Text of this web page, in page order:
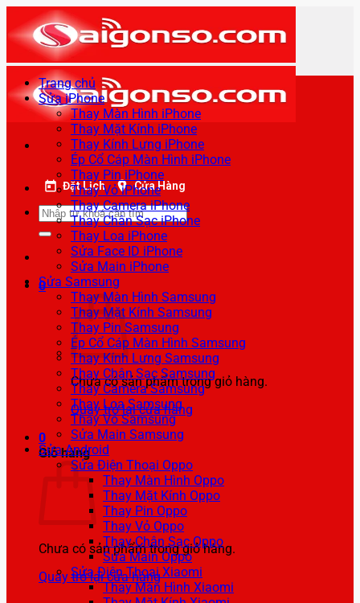
qua
nội
dung
Đặt Lịch Cửa Hàng
Tìm
kiếm:
0
Chưa có sản phẩm trong giỏ hàng.
Quay trở lại cửa hàng
0
Giỏ hàng
Chưa có sản phẩm trong giỏ hàng.
Quay trở lại cửa hàng
Trang chủ
Sửa iPhone
Thay Màn Hình iPhone
Thay Mặt Kính iPhone
Thay Kính Lưng iPhone
Ép Cổ Cáp Màn Hình iPhone
Thay Pin iPhone
Thay Vỏ iPhone
Thay Camera iPhone
Thay Chân Sạc iPhone
Thay Loa iPhone
Sửa Face ID iPhone
Sửa Main iPhone
Sửa Samsung
Thay Màn Hình Samsung
Thay Mặt Kính Samsung
Thay Pin Samsung
Ép Cổ Cáp Màn Hình Samsung
Thay Kính Lưng Samsung
Thay Chân Sạc Samsung
Thay Camera Samsung
Thay Loa Samsung
Thay Vỏ Samsung
Sửa Main Samsung
Sửa Android
Sửa Điện Thoại Oppo
Thay Màn Hình Oppo
Thay Mặt Kính Oppo
Thay Pin Oppo
Thay Vỏ Oppo
Thay Chân Sạc Oppo
Sửa Main Oppo
Sửa Điện Thoại Xiaomi
Thay Màn Hình Xiaomi